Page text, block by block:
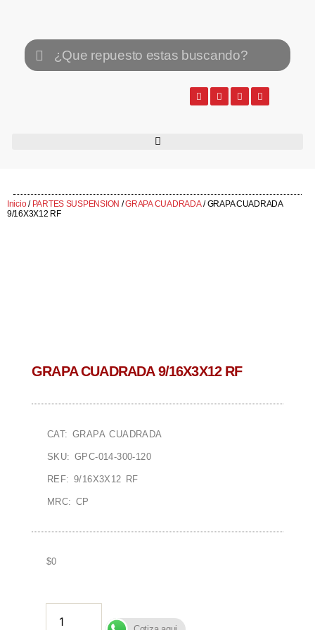
Inicio/ PARTES SUSPENSION /GRAPA CUADRADA/ GRAPA CUADRADA
9/16X3X12 RF
GRAPA CUADRADA 9/16X3X12 RF
CAT: GRAPA CUADRADA
SKU: GPC-014-300-120
REF: 9/16X3X12 RF
MRC: CP
$0